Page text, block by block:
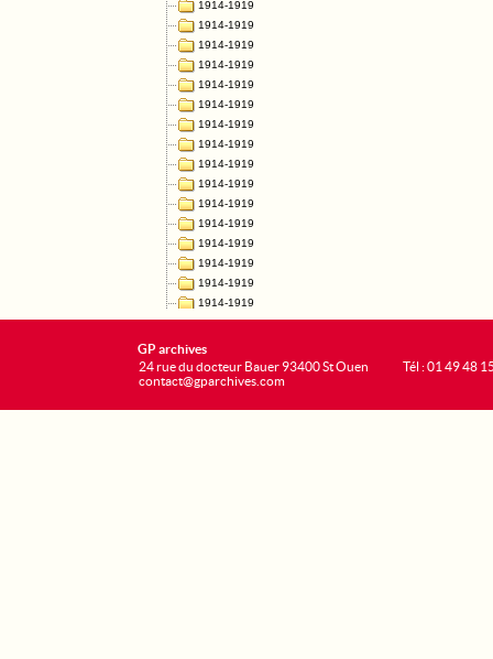
GP archives
24 rue du docteur Bauer 93400 St Ouen
contact@gparchives.com
Tél : 01 49 48